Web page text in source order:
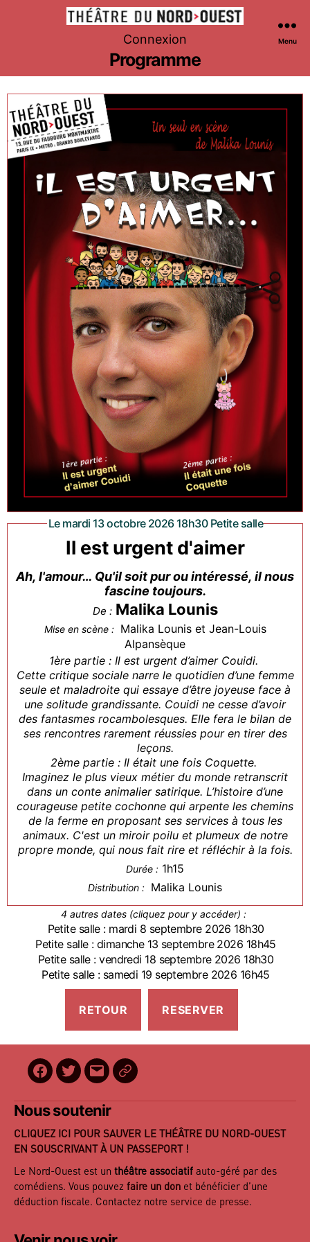
Théâtre
du
Nord-
Ouest
Connexion Menu
Programme
Le mardi 13 octobre 2026 18h30 Petite salle
Il est urgent d'aimer
Ah, l'amour… Qu'il soit pur ou intéressé, il nous
fascine toujours.
De : Malika Lounis
Mise en scène : Malika Lounis et Jean-Louis
Alpansèque
1ère partie : Il est urgent d’aimer Couidi.
Cette critique sociale narre le quotidien d’une femme
seule et maladroite qui essaye d’être joyeuse face à
une solitude grandissante. Couidi ne cesse d’avoir
des fantasmes rocambolesques. Elle fera le bilan de
ses rencontres rarement réussies pour en tirer des
leçons.
2ème partie : Il était une fois Coquette.
Imaginez le plus vieux métier du monde retranscrit
dans un conte animalier satirique. L’histoire d’une
courageuse petite cochonne qui arpente les chemins
de la ferme en proposant ses services à tous les
animaux. C'est un miroir poilu et plumeux de notre
propre monde, qui nous fait rire et réfléchir à la fois.
Durée : 1h15
Distribution : Malika Lounis
4 autres dates (cliquez pour y accéder) :
Petite salle : mardi 8 septembre 2026 18h30
Petite salle : dimanche 13 septembre 2026 18h45
Petite salle : vendredi 18 septembre 2026 18h30
Petite salle : samedi 19 septembre 2026 16h45
Facebook
Twitter
E-
mail
BilletReduc
Nous soutenir
CLIQUEZ ICI POUR SAUVER LE THÉÂTRE DU NORD-OUEST
EN SOUSCRIVANT À UN PASSEPORT !
Le Nord-Ouest est un théâtre associatif auto-géré par des
comédiens. Vous pouvez faire un don et bénéficier d’une
déduction fiscale. Contactez notre service de presse.